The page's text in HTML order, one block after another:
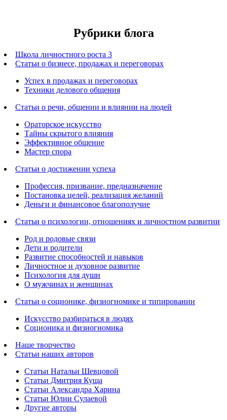
Рубрики блога
Школа личностного роста 3
Статьи о бизнесе, продажах и переговорах
Успех в продажах и переговорах
Техники делового общения
Статьи о речи, общении и влиянии на людей
Ораторское искусство
Тайны скрытого влияния
Эффективное общение
Мастер спора
Статьи о достижении успеха
Профессия, призвание, предназначение
Постановка целей, реализация желаний
Деньги и финансовое благополучие
Статьи о психологии, отношениях и личностном развитии
Род и родовые связи
Дети и родители
Развитие способностей и навыков
Личностное и духовное развитие
Психология для души
О мужчинах и женщинах
Статьи о соционике, физиогномике и типировании
Искусство разбираться в людях
Соционика и физиогномика
Наше творчество
Статьи наших авторов
Статьи Натальи Шевцовой
Статьи Дмитрия Куща
Статьи Александра Харина
Статьи Юлии Сулаевой
Другие авторы